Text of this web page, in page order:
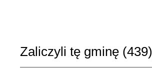
Zaliczyli tę gminę (439)